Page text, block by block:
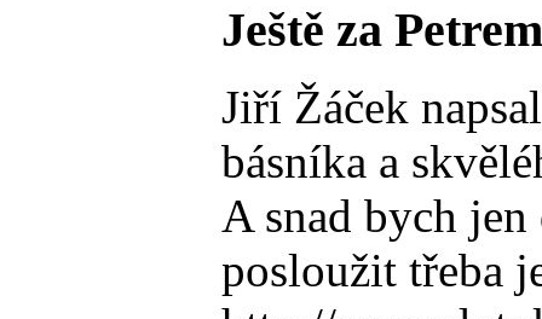
Ještě za
Jiří Žáček
básníka a
A snad bych
posloužit třeba